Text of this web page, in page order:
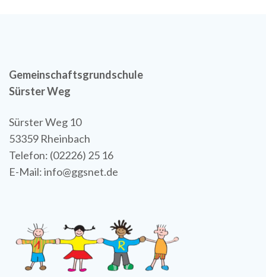
Gemeinschaftsgrundschule
Sürster Weg
Sürster Weg 10
53359 Rheinbach
Telefon: (02226) 25 16
E-Mail: info@ggsnet.de